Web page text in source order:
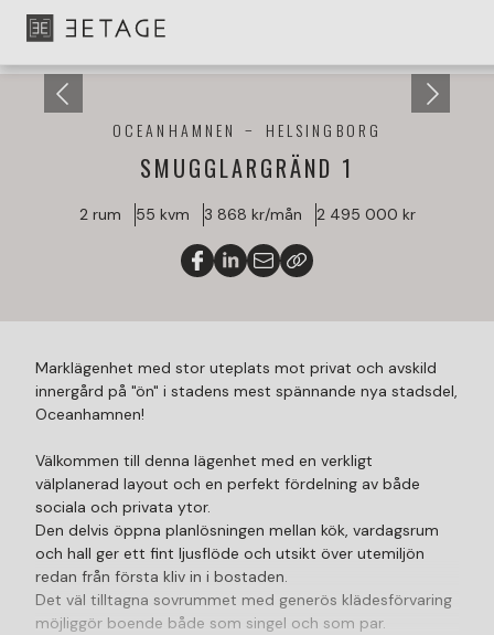
SMUGGLARGRÄND 1
OCEANHAMNEN HELSINGBORG
2 rum 55 kvm 3 868 kr/mån 2 495 000 kr
Marklägenhet med stor uteplats mot privat och avskild
innergård på "ön" i stadens mest spännande nya stadsdel,
Oceanhamnen!
Välkommen till denna lägenhet med en verkligt
välplanerad layout och en perfekt fördelning av både
sociala och privata ytor.
Den delvis öppna planlösningen mellan kök, vardagsrum
och hall ger ett fint ljusflöde och utsikt över utemiljön
redan från första kliv in i bostaden.
Det väl tilltagna sovrummet med generös klädesförvaring
möjliggör boende både som singel och som par.